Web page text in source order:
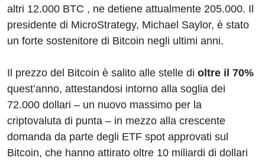
altri 12.000 BTC , ne detiene attualmente 205.000. Il
presidente di MicroStrategy, Michael Saylor, è stato
un forte sostenitore di Bitcoin negli ultimi anni.
Il prezzo del Bitcoin è salito alle stelle di oltre il 70%
quest’anno, attestandosi intorno alla soglia dei
72.000 dollari – un nuovo massimo per la
criptovaluta di punta – in mezzo alla crescente
domanda da parte degli ETF spot approvati sul
Bitcoin, che hanno attirato oltre 10 miliardi di dollari